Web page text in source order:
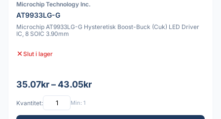
Microchip Technology Inc.
AT9933LG-G
Microchip AT9933LG-G Hysteretisk Boost-Buck (Cuk) LED Driver
IC, 8 SOIC 3.90mm
Slut i lager
35.07kr – 43.05kr
Kvantitet: Min: 1